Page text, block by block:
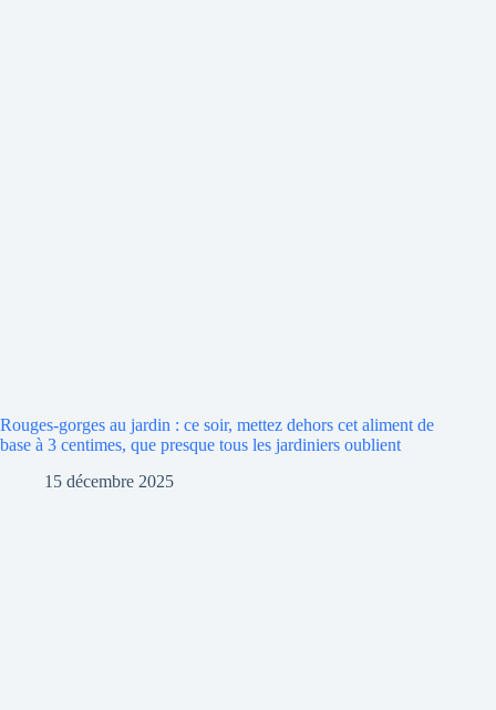
Rouges-gorges au jardin : ce soir, mettez dehors cet aliment de
base à 3 centimes, que presque tous les jardiniers oublient
15 décembre 2025